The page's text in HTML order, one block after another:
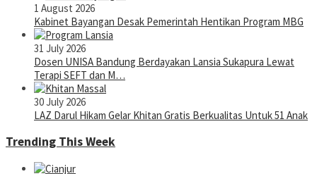
1 August 2026
Kabinet Bayangan Desak Pemerintah Hentikan Program MBG
31 July 2026
Dosen UNISA Bandung Berdayakan Lansia Sukapura Lewat
Terapi SEFT dan M…
30 July 2026
LAZ Darul Hikam Gelar Khitan Gratis Berkualitas Untuk 51 Anak
Trending This Week